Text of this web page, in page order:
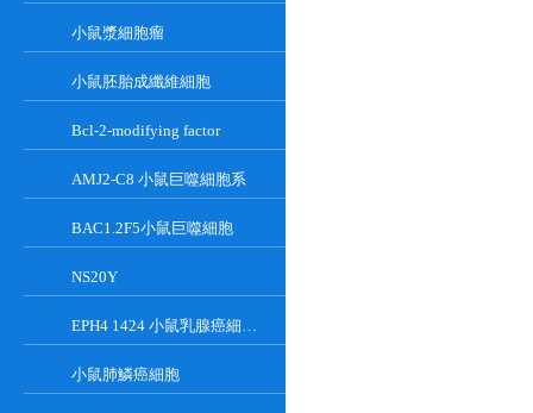
小鼠漿細胞瘤
小鼠胚胎成纖維細胞
Bcl-2-modifying factor
AMJ2-C8 小鼠巨噬細胞系
BAC1.2F5小鼠巨噬細胞
NS20Y
EPH4 1424 小鼠乳腺癌細胞系
小鼠肺鱗癌細胞